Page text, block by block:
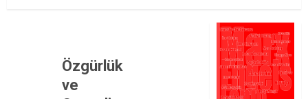
Özgürlük
ve